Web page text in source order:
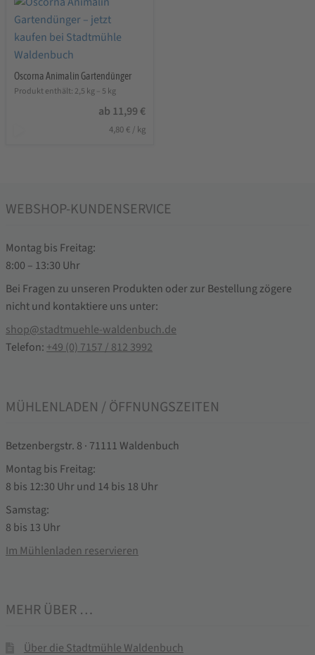
Oscorna Animalin Gartendünger
Produkt enthält: 2,5 kg – 5 kg
ab 11,99 €
4,80 € / kg
WEBSHOP-KUNDENSERVICE
Montag bis Freitag:
8:00 – 13:30 Uhr
Bei Fragen zu unseren Produkten oder zur Bestellung zögere
nicht und kontaktiere uns unter:
shop@stadtmuehle-waldenbuch.de
Telefon:+49 (0) 7157 / 812 3992
MÜHLENLADEN / ÖFFNUNGSZEITEN
Betzenbergstr. 8 · 71111 Waldenbuch
Montag bis Freitag:
8 bis 12:30 Uhr und 14 bis 18 Uhr
Samstag:
8 bis 13 Uhr
Im Mühlenladen reservieren
MEHR ÜBER …
Über die Stadtmühle Waldenbuch